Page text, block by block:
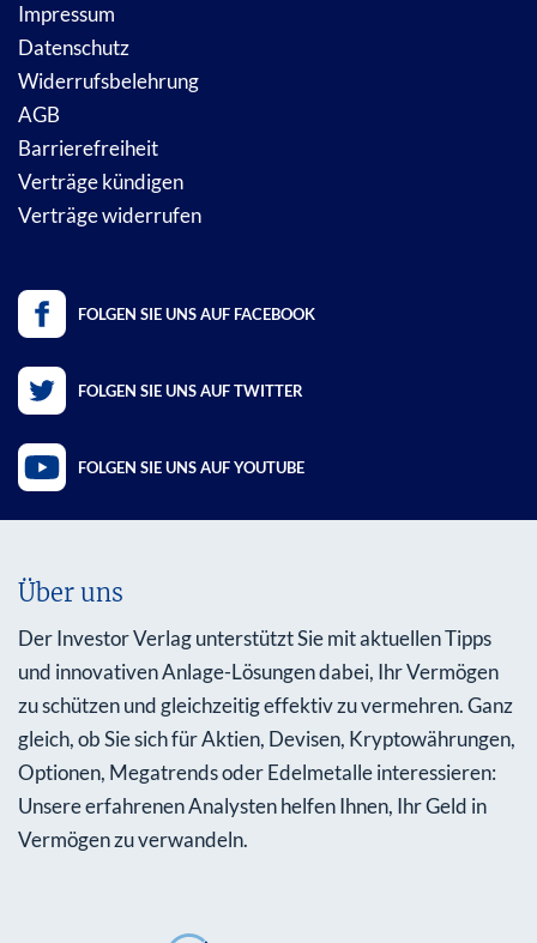
Impressum
Datenschutz
Widerrufsbelehrung
AGB
Barrierefreiheit
Verträge kündigen
Verträge widerrufen
FOLGEN SIE UNS AUF FACEBOOK
FOLGEN SIE UNS AUF TWITTER
FOLGEN SIE UNS AUF YOUTUBE
Über uns
Der Investor Verlag unterstützt Sie mit aktuellen Tipps
und innovativen Anlage-Lösungen dabei, Ihr Vermögen
zu schützen und gleichzeitig effektiv zu vermehren. Ganz
gleich, ob Sie sich für Aktien, Devisen, Kryptowährungen,
Optionen, Megatrends oder Edelmetalle interessieren:
Unsere erfahrenen Analysten helfen Ihnen, Ihr Geld in
Vermögen zu verwandeln.